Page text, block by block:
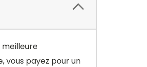
meilleure
vous payez pour un